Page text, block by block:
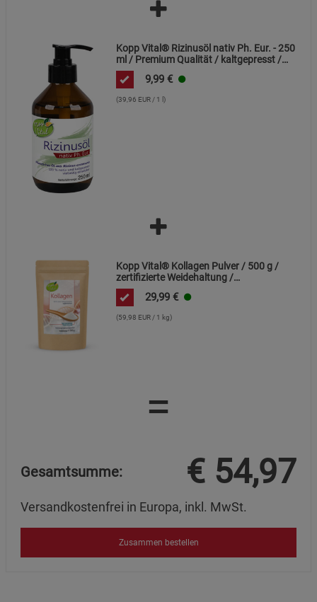
Kopp Vital® Rizinusöl nativ Ph. Eur. - 250
ml / Premium Qualität / kaltgepresst /
frei von Alkaloiden
9,99 €
(39,96 EUR / 1 l)
Kopp Vital® Kollagen Pulver / 500 g /
zertifizierte Weidehaltung /
Kollagenhydrolysat / Kollagenpeptid /
91% Eiweiß
29,99 €
(59,98 EUR / 1 kg)
=
Gesamtsumme: € 54,97
Versandkostenfrei in Europa, inkl. MwSt.
Zusammen bestellen
Cookie-Informationen
Datenschutzerklärung Impressum